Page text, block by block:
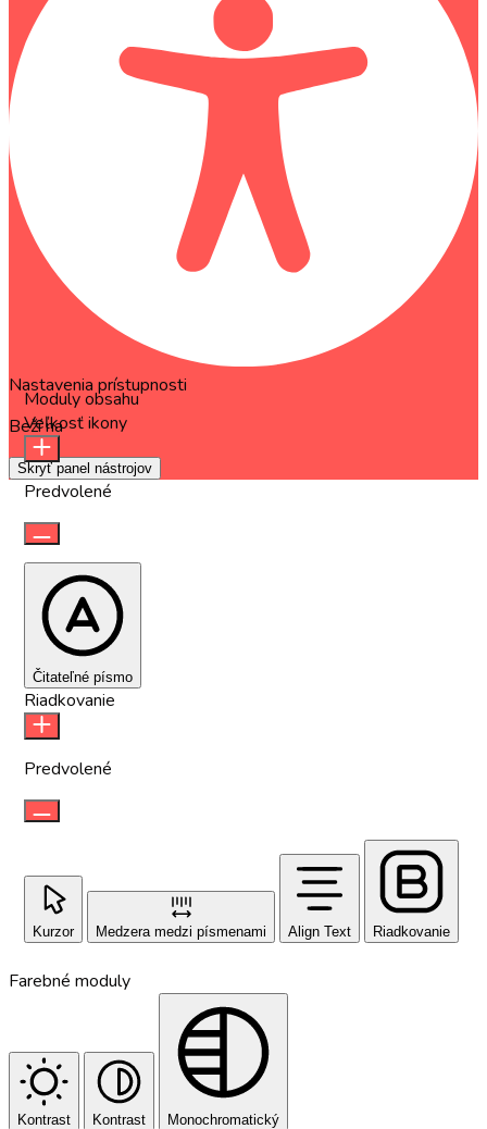
Nastavenia prístupnosti
Beží naOneTap
Skryť panel nástrojov
Moduly obsahu
Veľkosť ikony
Predvolené
Čitateľné písmo
Riadkovanie
Predvolené
Kurzor Medzera medzi písmenami Align Text Riadkovanie
Farebné moduly
Kontrast Kontrast Monochromatický